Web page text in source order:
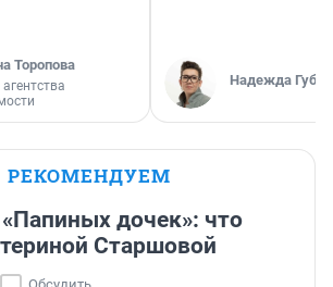
Торопова
Надежда
РЕКОМЕНДУЕМ
дочек»: что
Старшовой